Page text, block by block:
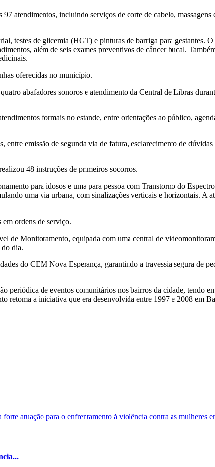
atendimentos, incluindo serviços de corte de cabelo,
testes de glicemia (HGT) e pinturas de barriga para gestantes.
além de seis exames preventivos de câncer bucal.
oferecidas no município.
abafadores sonoros e atendimento da Central de Libras
formais no estande, entre orientações ao público,
entre emissão de segunda via de fatura, esclarecimento de
48 instruções de primeiros socorros.
para idosos e uma para pessoa com Transtorno do
uma via urbana, com sinalizações verticais e horizontais. A
ordens de serviço.
de Monitoramento, equipada com uma central de
do dia.
do CEM Nova Esperança, garantindo a travessia segura de
periódica de eventos comunitários nos bairros da cidade, tendo
retoma a iniciativa que era desenvolvida entre 1997 e 2008 em